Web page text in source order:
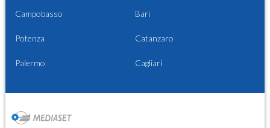
Campobasso Bari
Potenza Catanzaro
Palermo Cagliari